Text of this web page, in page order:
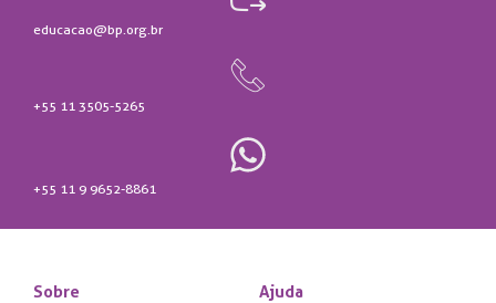
educacao@bp.org.br
+55 11 3505-5265
+55 11 9 9652-8861
Sobre Ajuda